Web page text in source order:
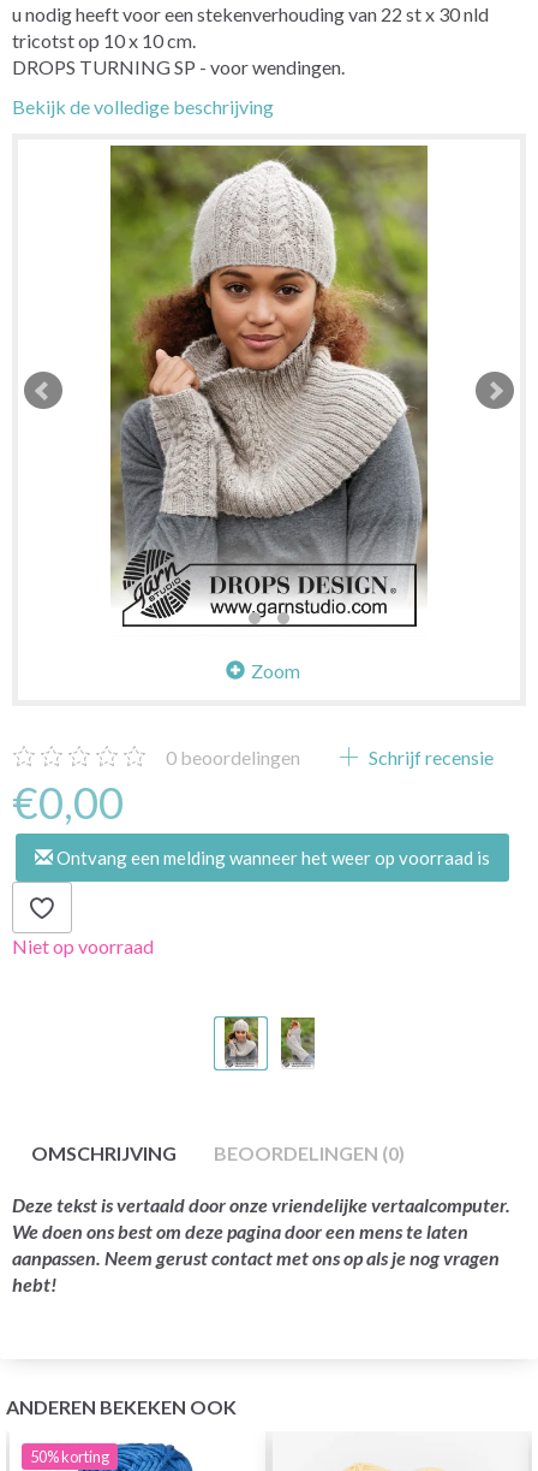
u nodig heeft voor een stekenverhouding van 22 st x 30 nld
tricotst op 10 x 10 cm.
DROPS TURNING SP - voor wendingen.
Bekijk de volledige beschrijving
Zoom
0 beoordelingen Schrijf recensie
€0,00
Ontvang een melding wanneer het weer op voorraad is
Niet op voorraad
OMSCHRIJVING BEOORDELINGEN (0)
Deze tekst is vertaald door onze vriendelijke vertaalcomputer.
We doen ons best om deze pagina door een mens te laten
aanpassen. Neem gerust contact met ons op als je nog vragen
hebt!
ANDEREN BEKEKEN OOK
50%korting